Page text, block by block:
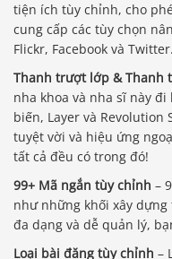
tiện ích tùy chỉnh, cho
cung cấp các tùy chọn
Flickr, Facebook và Twitter.
Thanh trượt lớp & Thanh
nha khoa và nha sĩ này
biến, Layer và Revolution
tuyệt vời và hiệu ứng
tất cả đều có trong đó!
99+ Mã ngắn tùy chỉnh –
như những khối xây
đa dạng và dễ quản lý,
Loại bài đăng tùy chỉnh –